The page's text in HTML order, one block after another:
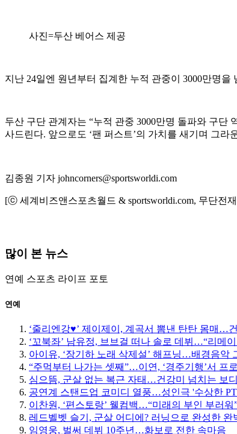
사진=두산 베어스 제공
지난 24일엔 원년부터 집계한 누적 관중이 3000만명
두산 구단 관계자는 “누적 관중 3000만명 돌파와 구단
사드린다. 앞으로도 ‘팬 퍼스트’의 가치를 새기며 그라
김종원 기자 johncorners@sportsworldi.com
[ⓒ 세계비즈앤스포츠월드 & sportsworldi.com, 무단전
많이 본 뉴스
연예 스포츠 라이프 포토
연예
‘줄리엔강♥’ 제이제이, 계곡서 뽐낸 탄탄 몸매…
‘꼬북좌’ 남유정, 브브걸 떠나 솔로 데뷔…“리메
아이유, ‘장기하 노래 삭제설’ 해프닝…배경음악
“주먹부터 나가는 셋째”…이연, ‘경주기행’서 프
심으뜸, 군살 없는 복근 자태…건강미 넘치는 보
공연계 스탠드업 코미디 열풍…성인극 '수상한
이찬원, ‘편스토랑’ 웰컴백…“미래의 부인 부러워
레드벨벳 슬기, 군살 어디에? 러닝으로 완성한
임영웅, 벌써 데뷔 10주년…화보로 전한 속마음